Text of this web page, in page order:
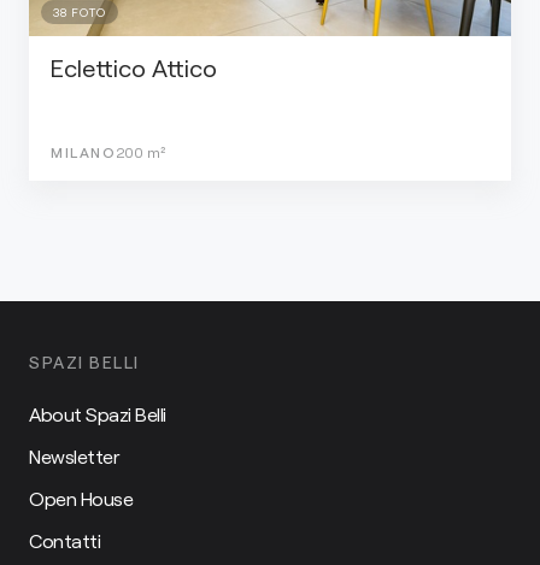
38 FOTO
Eclettico Attico
MILANO 200 m²
SPAZI BELLI
About Spazi Belli
Newsletter
Open House
Contatti